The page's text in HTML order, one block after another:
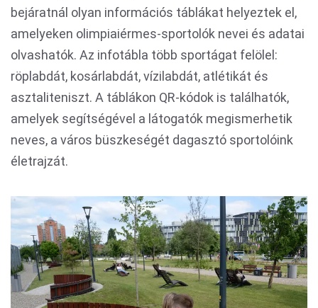
bejáratnál olyan információs táblákat helyeztek el,
amelyeken olimpiaiérmes-sportolók nevei és adatai
olvashatók. Az infotábla több sportágat felölel:
röplabdát, kosárlabdát, vízilabdát, atlétikát és
asztaliteniszt. A táblákon QR-kódok is találhatók,
amelyek segítségével a látogatók megismerhetik
neves, a város büszkeségét dagasztó sportolóink
életrajzát.